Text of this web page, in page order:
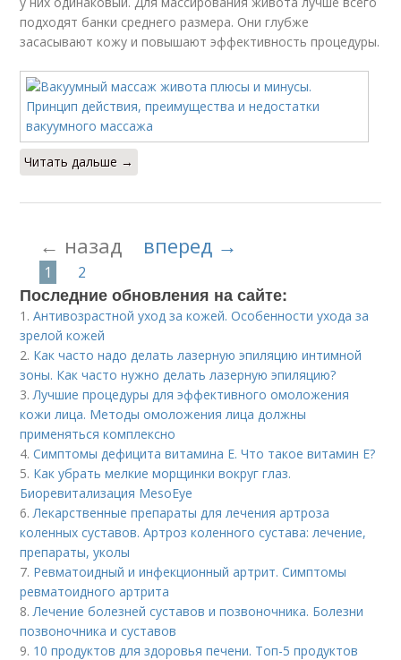
подходят банки среднего размера. Они глубже
засасывают кожу и повышают эффективность процедуры.
Читать дальше →
← назад вперед →
1 2
Последние обновления на сайте:
1.Антивозрастной уход за кожей. Особенности ухода за
зрелой кожей
2. Как часто надо делать лазерную эпиляцию интимной
зоны. Как часто нужно делать лазерную эпиляцию?
3.Лучшие процедуры для эффективного омоложения
кожи лица. Методы омоложения лица должны
применяться комплексно
4.Симптомы дефицита витамина E. Что такое витамин Е?
5. Как убрать мелкие морщинки вокруг глаз.
Биоревитализация MesoEye
6.Лекарственные препараты для лечения артроза
коленных суставов. Артроз коленного сустава: лечение,
препараты, уколы
7. Ревматоидный и инфекционный артрит. Симптомы
ревматоидного артрита
8.Лечение болезней суставов и позвоночника. Болезни
позвоночника и суставов
9. 10 продуктов для здоровья печени. Топ-5 продуктов